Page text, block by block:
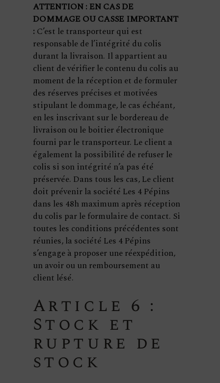
ATTENTION : EN CAS DE
DOMMAGE OU CASSE IMPORTANT
: C’est le transporteur qui est
responsable de l’intégrité du colis
durant la livraison. Il appartient au
client de vérifier le contenu du colis au
moment de la réception et de formuler
des réserves précises et motivées
stipulant le dommage, le cas échéant,
en les inscrivant sur le bordereau de
livraison ou le boitier électronique
fourni par le transporteur. Le client a
également la possibilité de refuser le
colis si son intégrité n’a pas été
préservée. Dans tous les cas, Le client
doit prévenir la société Les 4 Pépins
dans les 48h maximum après réception
du colis par le formulaire de contact. Si
toutes les conditions précédentes sont
réunies, la société Les 4 Pépins
s’engage à proposer une réexpédition,
un avoir ou un remboursement au
client lésé.
Article 6 :
Stock et
rupture de
stock